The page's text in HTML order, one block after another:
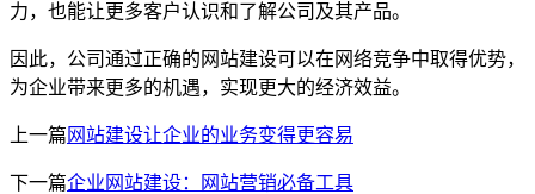
力，也能让更多客户认识和了解公司及其产品。
因此，公司通过正确的网站建设可以在网络竞争中取得优势，
为企业带来更多的机遇，实现更大的经济效益。
上一篇 网站建设让企业的业务变得更容易
下一篇企业网站建设：网站营销必备工具